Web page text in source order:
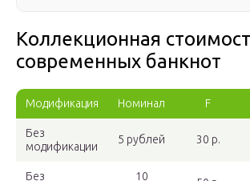
Коллекционная
современных банкнот
Модификация Номинал F
Без
модификации
5 рублей 30 р.
Без
10